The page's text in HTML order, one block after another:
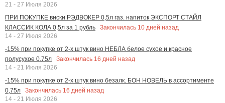
21 - 27 Июля 2026
ПРИ ПОКУПКЕ виски РЭДВОКЕР 0,5л газ. напиток ЭКСПОРТ СТАЙЛ
КЛАССИК КОЛА 0,5л за 1 рубль
Закончилась 10 дней назад
14 - 27 Июля 2026
-15% при покупке от 2-х штук вино НЕБЛА белое сухое и красное
полусухое 0,75л
Закончилась 16 дней назад
14 - 21 Июля 2026
-15% при покупке от 2-х штук вино безалк. БОН НОВЕЛЬ в ассортименте
0,75л
Закончилась 16 дней назад
14 - 21 Июля 2026